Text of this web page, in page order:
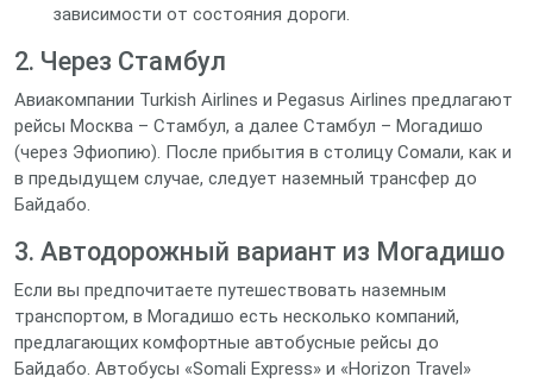
зависимости от состояния дороги.
2. Через Стамбул
Авиакомпании Turkish Airlines и Pegasus Airlines предлагают
рейсы Москва – Стамбул, а далее Стамбул – Могадишо
(через Эфиопию). После прибытия в столицу Сомали, как и
в предыдущем случае, следует наземный трансфер до
Байдабо.
3. Автодорожный вариант из Могадишо
Если вы предпочитаете путешествовать наземным
транспортом, в Могадишо есть несколько компаний,
предлагающих комфортные автобусные рейсы до
Байдабо. Автобусы «Somali Express» и «Horizon Travel»